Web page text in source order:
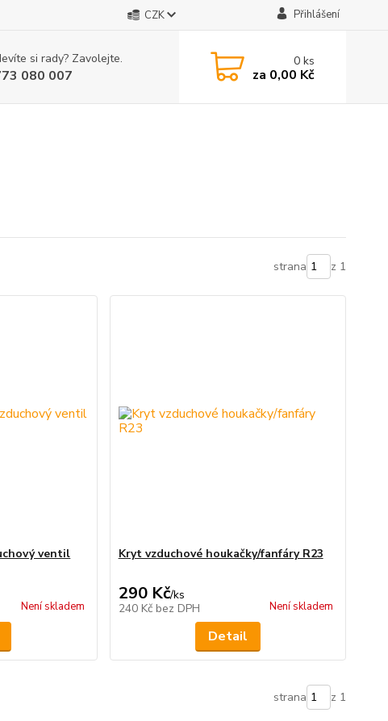
CZK Přihlášení
si rady? Zavolejte.
080 007
0ks
za 0,00 Kč
strana z 1
ventil
Není skladem
Kryt vzduchové houkačky/fanfáry R23
290 Kč/ks
240 Kč bez DPH Není skladem
Detail
strana z 1